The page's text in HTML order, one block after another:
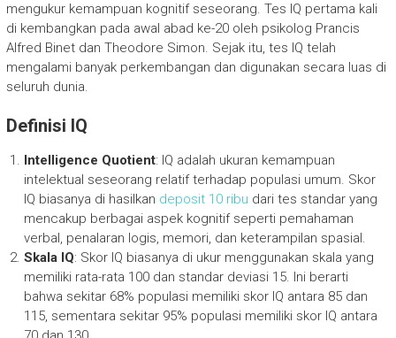
mengukur kemampuan kognitif seseorang. Tes IQ pertama kali
di kembangkan pada awal abad ke-20 oleh psikolog Prancis
Alfred Binet dan Theodore Simon. Sejak itu, tes IQ telah
mengalami banyak perkembangan dan digunakan secara luas di
seluruh dunia.
Definisi IQ
Intelligence Quotient: IQ adalah ukuran kemampuan
intelektual seseorang relatif terhadap populasi umum. Skor
IQ biasanya di hasilkan deposit 10 ribu dari tes standar yang
mencakup berbagai aspek kognitif seperti pemahaman
verbal, penalaran logis, memori, dan keterampilan spasial.
Skala IQ: Skor IQ biasanya di ukur menggunakan skala yang
memiliki rata-rata 100 dan standar deviasi 15. Ini berarti
bahwa sekitar 68% populasi memiliki skor IQ antara 85 dan
115, sementara sekitar 95% populasi memiliki skor IQ antara